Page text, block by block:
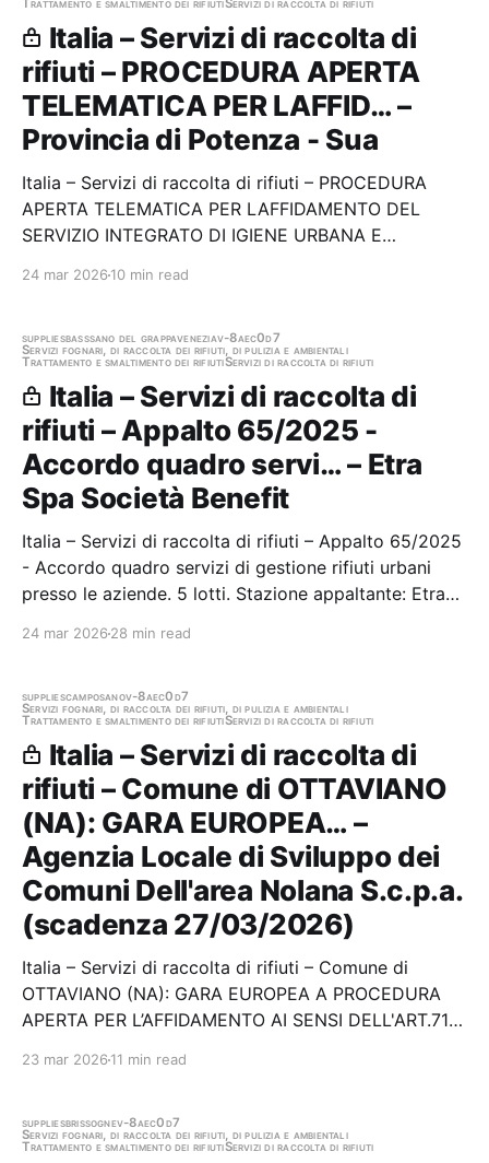
Trattamento e smaltimento dei rifiutiServizi di raccolta di rifiuti
Italia – Servizi di raccolta di
rifiuti – PROCEDURA APERTA
TELEMATICA PER LAFFID… –
Provincia di Potenza - Sua
Italia – Servizi di raccolta di rifiuti – PROCEDURA
APERTA TELEMATICA PER LAFFIDAMENTO DEL
SERVIZIO INTEGRATO DI IGIENE URBANA E
gestione del…
24 mar 2026 10 min read
suppliesbasssano del grappaveneziav-8aec0d7
Servizi fognari, di raccolta dei rifiuti, di pulizia e ambientali
Trattamento e smaltimento dei rifiutiServizi di raccolta di rifiuti
Italia – Servizi di raccolta di
rifiuti – Appalto 65/2025 -
Accordo quadro servi… – Etra
Spa Società Benefit
Italia – Servizi di raccolta di rifiuti – Appalto 65/2025
- Accordo quadro servizi di gestione rifiuti urbani
presso le aziende. 5 lotti. Stazione appaltante: Etra
24 mar 2026 28 min read
suppliescamposanov-8aec0d7
Servizi fognari, di raccolta dei rifiuti, di pulizia e ambientali
Trattamento e smaltimento dei rifiutiServizi di raccolta di rifiuti
Italia – Servizi di raccolta di
rifiuti – Comune di OTTAVIANO
(NA): GARA EUROPEA… –
Agenzia Locale di Sviluppo dei
Comuni Dell'area Nolana S.c.p.a.
(scadenza 27/03/2026)
Italia – Servizi di raccolta di rifiuti – Comune di
OTTAVIANO (NA): GARA EUROPEA A PROCEDURA
APERTA PER L’AFFIDAMENTO AI SENSI DELL'ART.71
appaltante: Agenzia Locale di…
23 mar 2026 11 min read
suppliesbrissognev-8aec0d7
Servizi fognari, di raccolta dei rifiuti, di pulizia e ambientali
Trattamento e smaltimento dei rifiutiServizi di raccolta di rifiuti